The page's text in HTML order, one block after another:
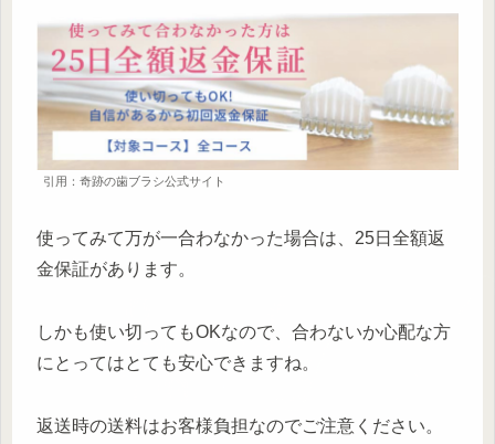
引用：奇跡の歯ブラシ公式サイト
使ってみて万が一合わなかった場合は、25日全額返
金保証があります。
しかも使い切ってもOKなので、合わないか心配な方
にとってはとても安心できますね。
返送時の送料はお客様負担なのでご注意ください。